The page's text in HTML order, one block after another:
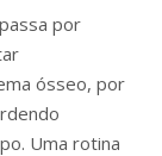
por
ósseo, por
Uma rotina